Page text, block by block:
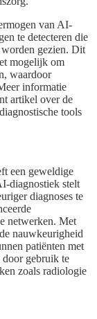
van AI-
te detecteren die
gezien. Dit
mogelijk om
waardoor
informatie
artikel over de
tools
een geweldige
diagnostiek stelt
diagnoses te
netwerken. Met
nauwkeurigheid
patiënten met
door gebruik te
zoals radiologie